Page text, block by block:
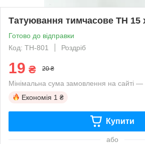
Татуювання тимчасове TH 15
Готово до відправки
Код: TH-801
Роздріб
19 ₴ 20 ₴
Мінімальна сума замовлення на сайті
Економія 1 ₴
Купити
або